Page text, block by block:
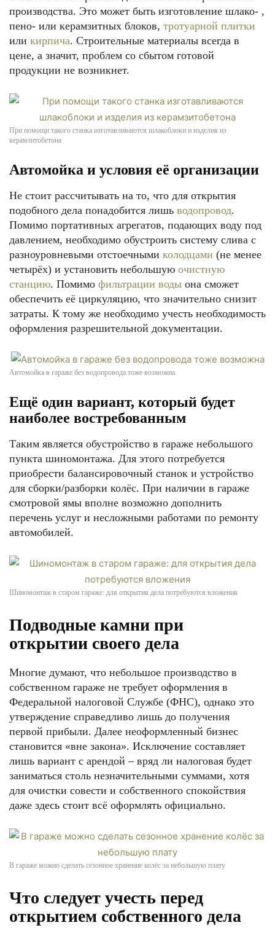
производства. Это может быть изготовление шлако- ,
пено- или керамзитных блоков, тротуарной плитки
или кирпича. Строительные материалы всегда в
цене, а значит, проблем со сбытом готовой
продукции не возникнет.
При помощи такого станка изготавливаются шлакоблоки и изделия из
керамзитобетона
Автомойка и условия её организации
Не стоит рассчитывать на то, что для открытия
подобного дела понадобится лишь водопровод.
Помимо портативных агрегатов, подающих воду под
давлением, необходимо обустроить систему слива с
разноуровневыми отстоечными колодцами (не менее
четырёх) и установить небольшую очистную
станцию. Помимо фильтрации воды она сможет
обеспечить её циркуляцию, что значительно снизит
затраты. К тому же необходимо учесть необходимость
оформления разрешительной документации.
Автомойка в гараже без водопровода тоже возможна
Ещё один вариант, который будет
наиболее востребованным
Таким является обустройство в гараже небольшого
пункта шиномонтажа. Для этого потребуется
приобрести балансировочный станок и устройство
для сборки/разборки колёс. При наличии в гараже
смотровой ямы вполне возможно дополнить
перечень услуг и несложными работами по ремонту
автомобилей.
Шиномонтаж в старом гараже: для открытия дела потребуются вложения
Подводные камни при
открытии своего дела
Многие думают, что небольшое производство в
собственном гараже не требует оформления в
Федеральной налоговой Службе (ФНС), однако это
утверждение справедливо лишь до получения
первой прибыли. Далее неоформленный бизнес
становится «вне закона». Исключение составляет
лишь вариант с арендой – вряд ли налоговая будет
заниматься столь незначительными суммами, хотя
для очистки совести и собственного спокойствия
даже здесь стоит всё оформлять официально.
В гараже можно сделать сезонное хранение колёс за небольшую плату
Что следует учесть перед
открытием собственного дела